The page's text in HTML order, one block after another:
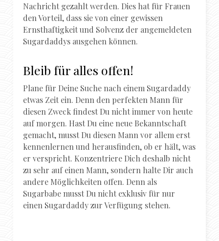
Nachricht gezahlt werden. Dies hat für Frauen
den Vorteil, dass sie von einer gewissen
Ernsthaftigkeit und Solvenz der angemeldeten
Sugardaddys ausgehen können.
Bleib für alles offen!
Plane für Deine Suche nach einem Sugardaddy
etwas Zeit ein. Denn den perfekten Mann für
diesen Zweck findest Du nicht immer von heute
auf morgen. Hast Du eine neue Bekanntschaft
gemacht, musst Du diesen Mann vor allem erst
kennenlernen und herausfinden, ob er hält, was
er verspricht. Konzentriere Dich deshalb nicht
zu sehr auf einen Mann, sondern halte Dir auch
andere Möglichkeiten offen. Denn als
Sugarbabe musst Du nicht exklusiv für nur
einen Sugardaddy zur Verfügung stehen.